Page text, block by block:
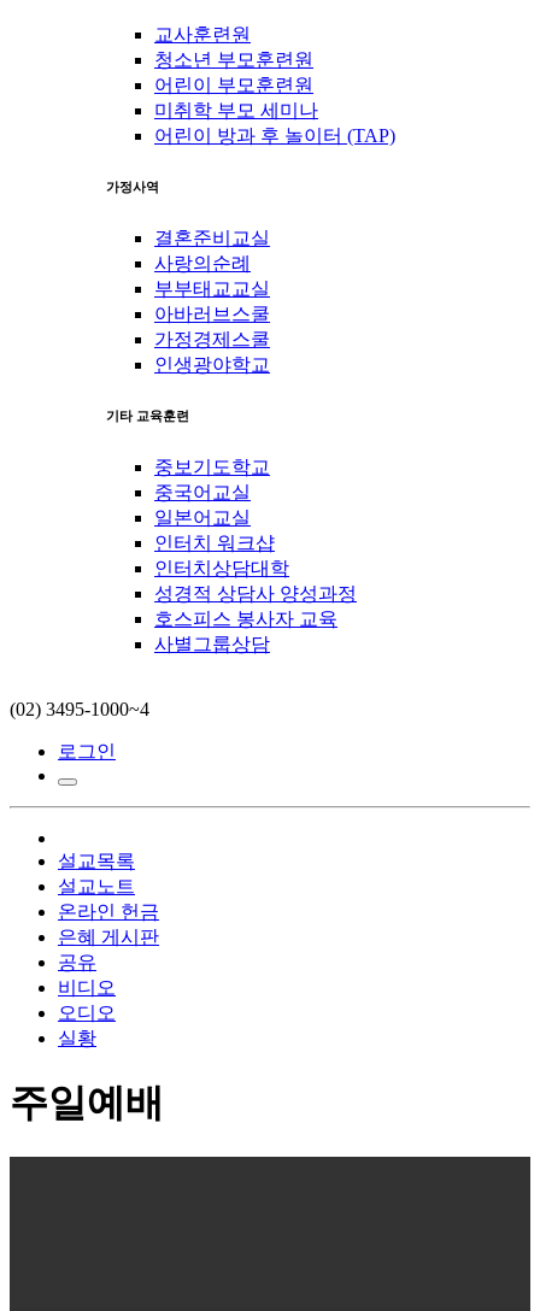
교사훈련원
청소년 부모훈련원
어린이 부모훈련원
미취학 부모 세미나
어린이 방과 후 놀이터 (TAP)
가정사역
결혼준비교실
사랑의순례
부부태교교실
아바러브스쿨
가정경제스쿨
인생광야학교
기타 교육훈련
중보기도학교
중국어교실
일본어교실
인터치 워크샵
인터치상담대학
성경적 상담사 양성과정
호스피스 봉사자 교육
사별그룹상담
(02) 3495-1000~4
로그인
설교목록
설교노트
온라인 헌금
은혜 게시판
공유
비디오
오디오
실황
주일예배